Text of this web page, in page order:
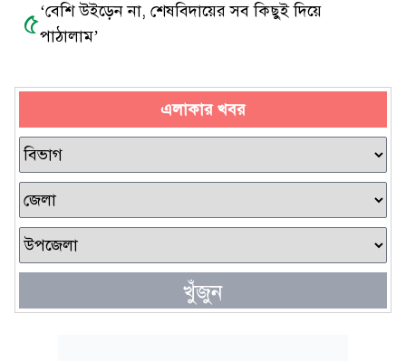
৫‘বেশি উইড়েন না, শেষবিদায়ের সব কিছুই দিয়ে
পাঠালাম’
এলাকার খবর
খুঁজুন